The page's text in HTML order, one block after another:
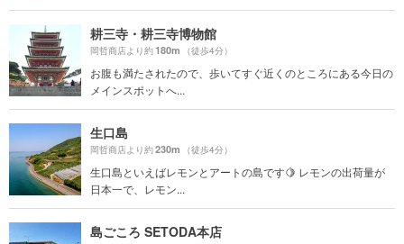
耕三寺・耕三寺博物館
岡哲商店より約180m （徒歩4分）
お腹も満たされたので、歩いてすぐ近くのところにある今日の
メインスポットへ...
生口島
岡哲商店より約230m （徒歩4分）
生口島といえばレモンとアートの島です🍋 レモンの出荷量が
日本一で、レモン...
島ごころ SETODA本店